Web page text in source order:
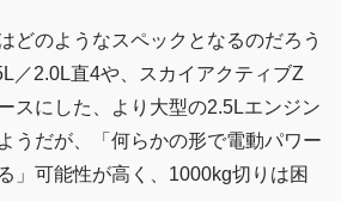
どのようなスペックとなるのだろう
／2.0L直4や、スカイアクティブZ
スにした、より大型の2.5Lエンジン
うだが、「何らかの形で電動パワー
」可能性が高く、1000kg切りは困